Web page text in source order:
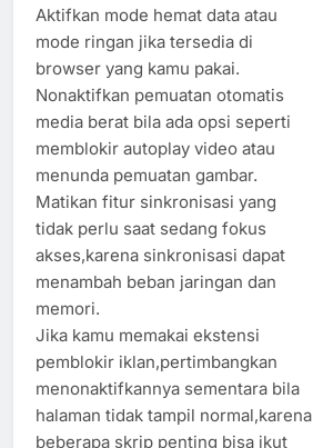
Aktifkan mode hemat data atau
mode ringan jika tersedia di
browser yang kamu pakai.
Nonaktifkan pemuatan otomatis
media berat bila ada opsi seperti
memblokir autoplay video atau
menunda pemuatan gambar.
Matikan fitur sinkronisasi yang
tidak perlu saat sedang fokus
akses,karena sinkronisasi dapat
menambah beban jaringan dan
memori.
Jika kamu memakai ekstensi
pemblokir iklan,pertimbangkan
menonaktifkannya sementara bila
halaman tidak tampil normal,karena
beberapa skrip penting bisa ikut